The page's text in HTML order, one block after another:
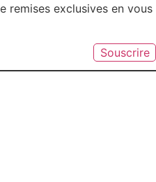
remises exclusives en vous
Souscrire